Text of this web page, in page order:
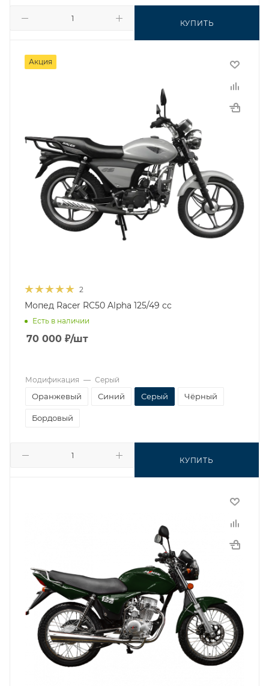
КУПИТЬ
Акция
2
Мопед Racer RC50 Alpha 125/49 cc
Есть в наличии
70 000 ₽/шт
КУПИТЬ
Модификация — Серый
Оранжевый Синий Серый Чёрный
Бордовый